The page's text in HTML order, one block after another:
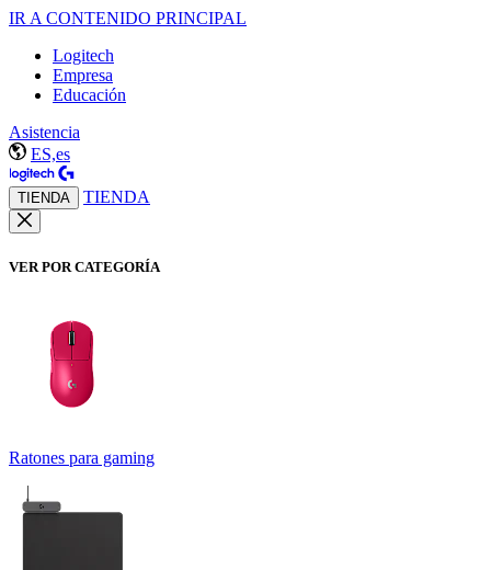
IR A CONTENIDO PRINCIPAL
Logitech
Empresa
Educación
Asistencia
ES,es
TIENDA TIENDA
VER POR CATEGORÍA
Ratones para gaming